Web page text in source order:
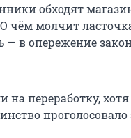
обходят
чём молчит
в опережение
переработку, хотя